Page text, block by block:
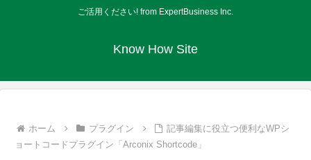
ご活用ください! from ExpertBusiness Inc.
Know How Site
ホーム プラグイン
記事編集に役立つ便利なWPシ
ョートコードプラグイン「Arconix Shortcode」